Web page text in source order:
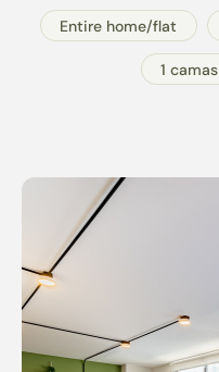
Entire home/flat
1 camas